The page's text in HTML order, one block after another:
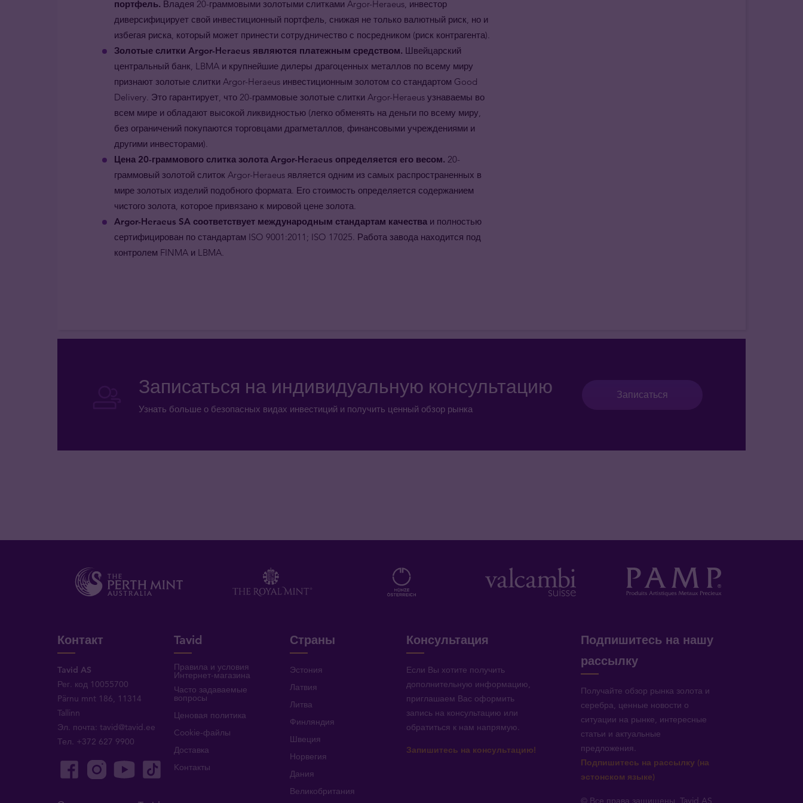
портфель. Владея 20-граммовыми золотыми слитками Argor-Heraeus, инвестор
диверсифицирует свой инвестиционный портфель, снижая не только валютный риск, но и
избегая риска, который может принести сотрудничество с посредником (риск контрагента).
Золотые слитки Argor-Heraeus являются платежным средством. Швейцарский
центральный банк, LBMA и крупнейшие дилеры драгоценных металлов по всему миру
признают золотые слитки Argor-Heraeus инвестиционным золотом со стандартом Good
Delivery. Это гарантирует, что 20-граммовые золотые слитки Argor-Heraeus узнаваемы во
всем мире и обладают высокой ликвидностью (легко обменять на деньги по всему миру,
без ограничений покупаются торговцами драгметаллов, финансовыми учреждениями и
другими инвесторами).
Цена 20-граммового слитка золота Argor-Heraeus определяется его весом. 20-
граммовый золотой слиток Argor-Heraeus является одним из самых распространенных в
мире золотых изделий подобного формата. Его стоимость определяется содержанием
чистого золота, которое привязано к мировой цене золота.
Argor-Heraeus SA соответствует международным стандартам качества и полностью
сертифицирован по стандартам ISO 9001:2011; ISO 17025. Работа завода находится под
контролем FINMA и LBMA.
Записаться на индивидуальную консультацию
Узнать больше о безопасных видах инвестиций и получить ценный обзор рынка
Записаться
Контакт
Tavid AS
Рег. код 10055700
Pärnu mnt 186, 11314
Tallinn
Эл. почта:tavid@tavid.ee
Тел. +372 627 9900
Tavid
Правила и условия
Интернет-магазина
Часто задаваемые
вопросы
Ценовая политика
Cookie-файлы
Доставка
Kонтакты
Страны
Эстония
Латвия
Литва
Финляндия
Швеция
Норвегия
Дания
Великобритания
Консультация
Если Вы хотите получить
дополнительную информацию,
приглашаем Вас оформить
запись на консультацию или
обратиться к нам напрямую.
Запишитесь на консультацию!
Подпишитесь на нашу
рассылку
Получайте обзор рынка золота и
серебра, ценные новости о
ситуации на рынке, интересные
статьи и актуальные
предложения.
Подпишитесь на рассылку (на
эстонском языке)
© Все права защищены, Tavid AS